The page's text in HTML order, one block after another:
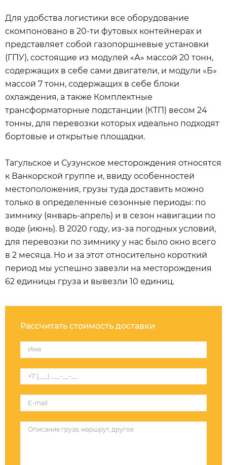
Для удобства логистики все оборудование
скомпоновано в 20-ти футовых контейнерах и
представляет собой газопоршневые установки
(ГПУ), состоящие из модулей «А» массой 20 тонн,
содержащих в себе сами двигатели, и модули «Б»
массой 7 тонн, содержащих в себе блоки
охлаждения, а также Комплектные
трансформаторные подстанции (КТП) весом 24
тонны, для перевозки которых идеально подходят
бортовые и открытые площадки.
Тагульское и Сузунское месторождения относятся
к Ванкорской группе и, ввиду особенностей
местоположения, грузы туда доставить можно
только в определенные сезонные периоды: по
зимнику (январь-апрель) и в сезон навигации по
воде (июнь). В 2020 году, из-за погодных условий,
для перевозки по зимнику у нас было окно всего
в 2 месяца. Но и за этот относительно короткий
период мы успешно завезли на месторождения
62 единицы груза и вывезли 10 единиц.
Рассчитать стоимость доставки